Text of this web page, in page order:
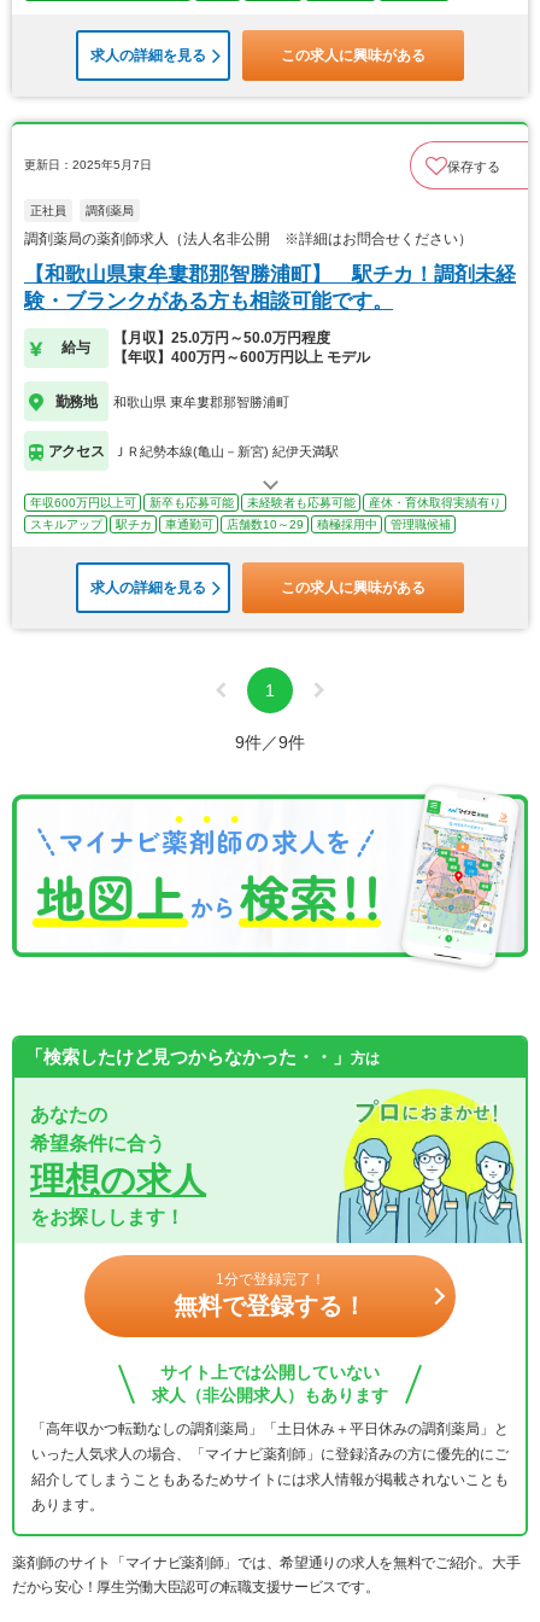
求人の詳細を見る この求人に興味がある
更新日：2025年5月7日 保存する
正社員 調剤薬局
調剤薬局の薬剤師求人（法人名非公開 ※詳細はお問合せください）
【和歌山県東牟婁郡那智勝浦町】 駅チカ！調剤未経
験・ブランクがある方も相談可能です。
給与
【月収】25.0万円～50.0万円程度
【年収】400万円～600万円以上 モデル
勤務地 和歌山県 東牟婁郡那智勝浦町
アクセス ＪＲ紀勢本線(亀山－新宮) 紀伊天満駅
年収600万円以上可 新卒も応募可能 未経験者も応募可能
産休・育休取得実績有り
スキルアップ
駅チカ 車通勤可 店舗数10～29 積極採用中 管理職候補
求人の詳細を見る この求人に興味がある
1
9件／9件
「検索したけど見つからなかった・・」 方は
あなたの
希望条件に合う
理想の求人
をお探しします！
1分で登録完了！
無料で登録する！
サイト上では公開していない
求人（非公開求人）もあります
「高年収かつ転勤なしの調剤薬局」「土日休み＋平日休みの調剤薬局」と
いった人気求人の場合、「マイナビ薬剤師」に登録済みの方に優先的にご
紹介してしまうこともあるためサイトには求人情報が掲載されないことも
あります。
薬剤師のサイト「マイナビ薬剤師」では、希望通りの求人を無料でご紹介。大手
だから安心！厚生労働大臣認可の転職支援サービスです。